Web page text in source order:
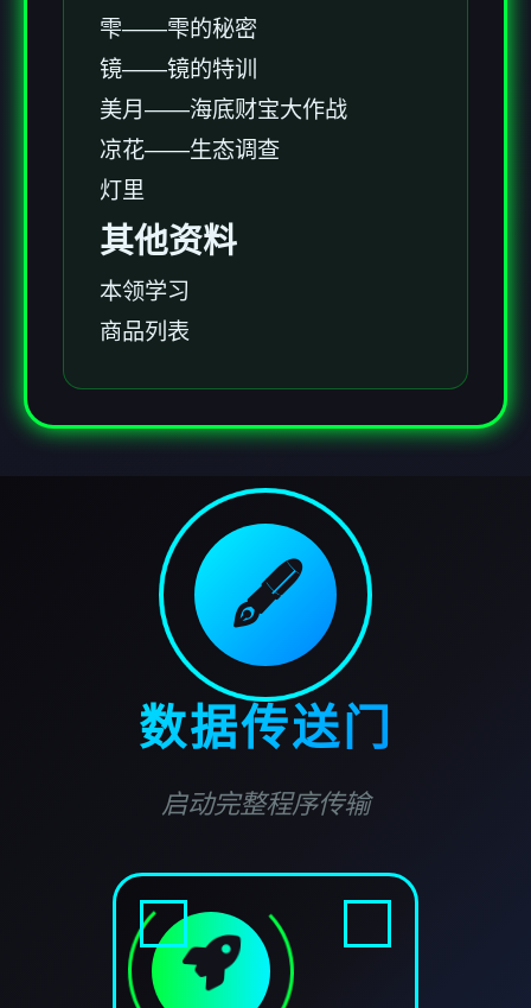
雫——雫的秘密
镜——镜的特训
美月——海底财宝大作战
凉花——生态调查
灯里
其他资料
本领学习
商品列表
🖋️
数据传送门
启动完整程序传输